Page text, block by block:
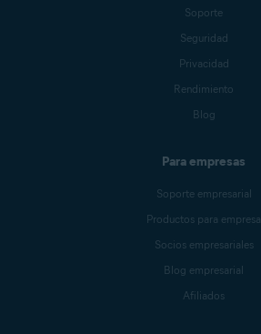
Soporte
Seguridad
Privacidad
Rendimiento
Blog
Para empresas
Soporte empresarial
Productos para empresa
Socios empresariales
Blog empresarial
Afiliados